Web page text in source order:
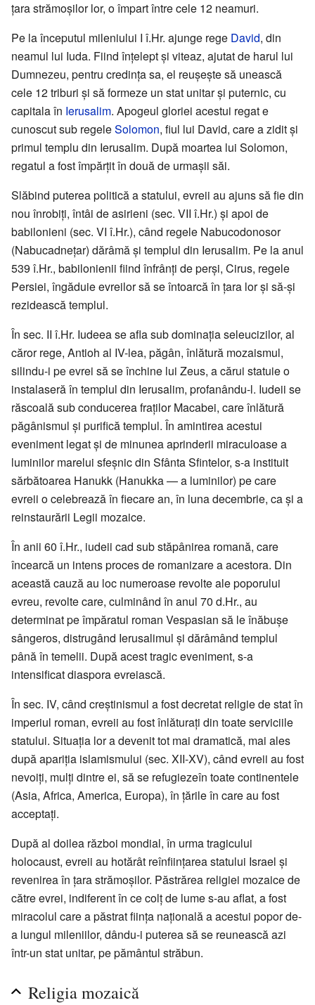
țara strămoșilor lor, o împart între cele 12 neamuri.
Pe la începutul mileniului I î.Hr. ajunge rege David, din
neamul lui Iuda. Fiind înțelept și viteaz, ajutat de harul lui
Dumnezeu, pentru credința sa, el reușește să unească
cele 12 triburi și să formeze un stat unitar și puternic, cu
capitala în Ierusalim. Apogeul gloriei acestui regat e
cunoscut sub regeleSolomon, fiul lui David, care a zidit și
primul templu din Ierusalim. După moartea lui Solomon,
regatul a fost împărțit în două de urmașii săi.
Slăbind puterea politică a statului, evreii au ajuns să fie din
nou înrobiți, întâi de asirieni (sec. VII î.Hr.) și apoi de
babilonieni (sec. VI î.Hr.), când regele Nabucodonosor
(Nabucadnețar) dărâmă și templul din Ierusalim. Pe la anul
539 î.Hr., babilonienii fiind înfrânți de perși, Cirus, regele
Persiei, îngăduie evreilor să se întoarcă în țara lor și să-și
rezidească templul.
În sec. II î.Hr. Iudeea se afla sub dominația seleucizilor, al
căror rege, Antioh al IV-lea, păgân, înlătură mozaismul,
silindu-i pe evrei să se închine lui Zeus, a cărui statuie o
instalaseră în templul din Ierusalim, profanându-l. Iudeii se
răscoală sub conducerea fraților Macabei, care înlătură
păgânismul și purifică templul. În amintirea acestui
eveniment legat și de minunea aprinderii miraculoase a
luminilor marelui sfeșnic din Sfânta Sfintelor, s-a instituit
sărbătoarea Hanukk (Hanukka — a luminilor) pe care
evreii o celebrează în fiecare an, în luna decembrie, ca și a
reinstaurării Legii mozaice.
În anii 60 î.Hr., iudeii cad sub stăpânirea romană, care
încearcă un intens proces de romanizare a acestora. Din
această cauză au loc numeroase revolte ale poporului
evreu, revolte care, culminând în anul 70 d.Hr., au
determinat pe împăratul roman Vespasian să le înăbușe
sângeros, distrugând Ierusalimul și dărâmând templul
până în temelii. După acest tragic eveniment, s-a
intensificat diaspora evreiască.
În sec. IV, când creștinismul a fost decretat religie de stat în
imperiul roman, evreii au fost înlăturați din toate serviciile
statului. Situația lor a devenit tot mai dramatică, mai ales
după apariția islamismului (sec. XII-XV), când evreii au fost
nevoiți, mulți dintre ei, să se refugiezeîn toate continentele
(Asia, Africa, America, Europa), în țările în care au fost
acceptați.
După al doilea război mondial, în urma tragicului
holocaust, evreii au hotărât reînființarea statului Israel și
revenirea în țara strămoșilor. Păstrărea religiei mozaice de
către evrei, indiferent în ce colț de lume s-au aflat, a fost
miracolul care a păstrat ființa națională a acestui popor de-
a lungul mileniilor, dându-i puterea să se reunească azi
într-un stat unitar, pe pământul străbun.
Religia mozaică